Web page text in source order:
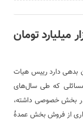
تومان
بدهی دارد رییس هیات
مسائلی که طی سال‌های
در بخش خصوصی داشته،
از فروش بخش عمدۀ